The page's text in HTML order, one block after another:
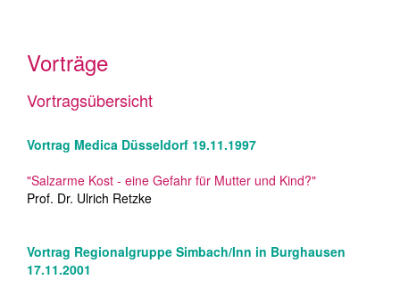
Vorträge
Vortragsübersicht
Vortrag Medica Düsseldorf 19.11.1997
"Salzarme Kost - eine Gefahr für Mutter und Kind?"
Prof. Dr. Ulrich Retzke
Vortrag Regionalgruppe Simbach/Inn in Burghausen
17.11.2001